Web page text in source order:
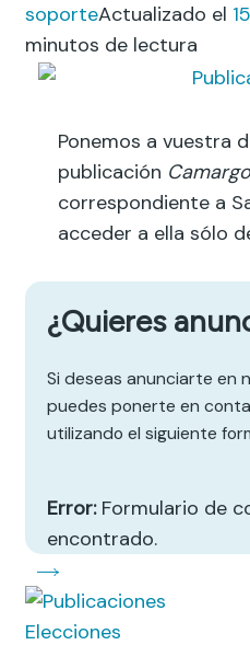
soporteActualizado el
minutos de lectura
Ponemos a vuestra
publicación
correspondiente a
acceder a ella sólo
¿Quieres
Si deseas anunciarte en
puedes ponerte en
utilizando el siguiente
Error:Formulario de
encontrado.
Elecciones